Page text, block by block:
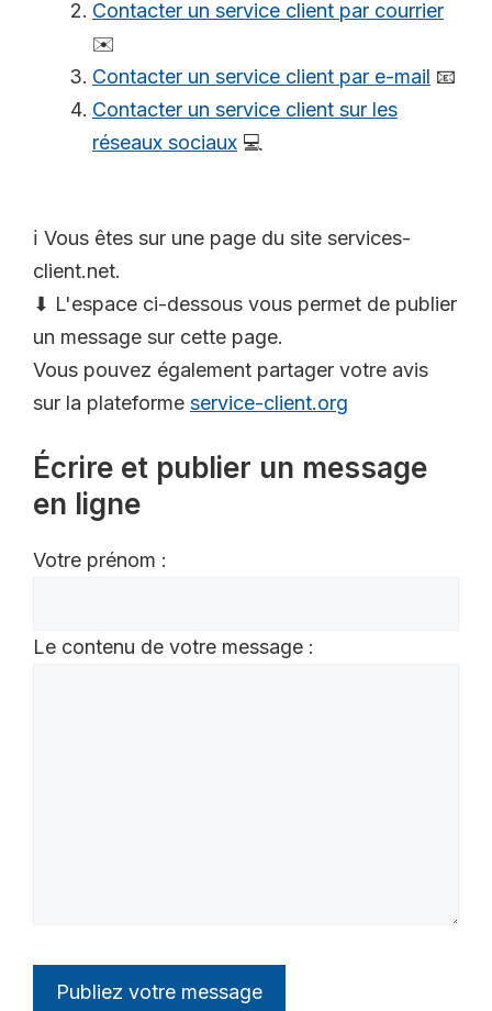
Contacter un service client par courrier
✉️
Contacter un service client par e-mail 📧
Contacter un service client sur les
réseaux sociaux 💻
ℹ️ Vous êtes sur une page du site services-
client.net.
⬇ L'espace ci-dessous vous permet de publier
un message sur cette page.
Vous pouvez également partager votre avis
sur la plateforme service-client.org
Écrire et publier un message
en ligne
Votre prénom :
Le contenu de votre message :